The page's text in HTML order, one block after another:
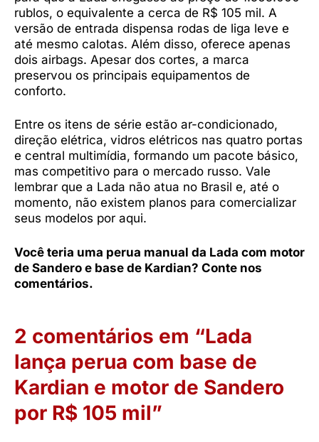
rublos, o equivalente a cerca de R$ 105 mil. A
versão de entrada dispensa rodas de liga leve e
até mesmo calotas. Além disso, oferece apenas
dois airbags. Apesar dos cortes, a marca
preservou os principais equipamentos de
conforto.
Entre os itens de série estão ar-condicionado,
direção elétrica, vidros elétricos nas quatro portas
e central multimídia, formando um pacote básico,
mas competitivo para o mercado russo. Vale
lembrar que a Lada não atua no Brasil e, até o
momento, não existem planos para comercializar
seus modelos por aqui.
Você teria uma perua manual da Lada com motor
de Sandero e base de Kardian? Conte nos
comentários.
2 comentários em “Lada
lança perua com base de
Kardian e motor de Sandero
por R$ 105 mil”